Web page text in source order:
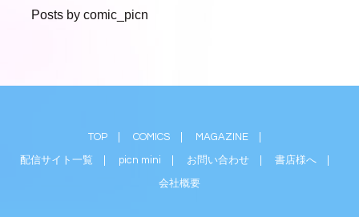
Posts by comic_picn
TOP| COMICS| MAGAZINE|
配信サイト一覧 picn mini お問い合わせ| 書店様へ|
会社概要